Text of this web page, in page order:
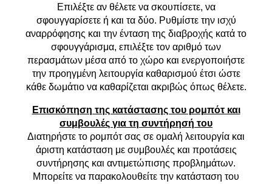
Επιλέξτε αν θέλετε να σκουπίσετε, να
σφουγγαρίσετε ή και τα δύο. Ρυθμίστε την ισχύ
αναρρόφησης και την ένταση της διαβροχής κατά το
σφουγγάρισμα, επιλέξτε τον αριθμό των
περασμάτων μέσα από το χώρο και ενεργοποιήστε
την προηγμένη λειτουργία καθαρισμού έτσι ώστε
κάθε δωμάτιο να καθαρίζεται ακριβώς όπως θέλετε.
Επισκόπηση της κατάστασης του ρομπότ και
συμβουλές για τη συντήρησή του
Διατηρήστε το ρομπότ σας σε ομαλή λειτουργία και
άριστη κατάσταση με συμβουλές και προτάσεις
συντήρησης και αντιμετώπισης προβλημάτων.
Μπορείτε να παρακολουθείτε την κατάσταση του